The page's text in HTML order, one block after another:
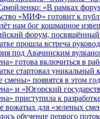
«В рамках
«МИФ» готовит к
нам бог кошмарное
форум, посвящённый
прошла встреча
под Авачинским
готова включиться в
стартовал уникальный
смены» появятся в этом
и «Югорский
приступила к
вожатых для «зеленых
обучение первого